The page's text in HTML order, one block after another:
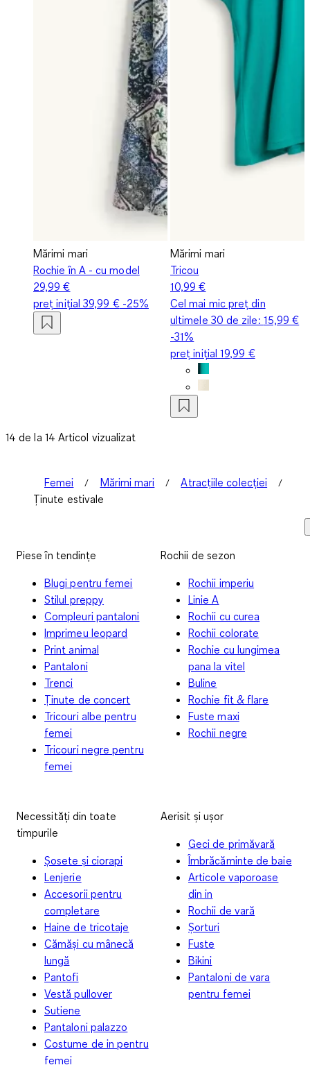
Mărimi mari
Rochie în A - cu model
29,99 €
preț inițial39,99 €-25%
Mărimi mari
Tricou
10,99 €
Cel mai mic preț din
ultimele 30 de zile: 15,99 €
-31%
preț inițial19,99 €
14 de la 14 Articol vizualizat
Femei Mărimi mari
Atracțiile colecției
Ținute estivale
Piese în tendințe
Blugi pentru femei
Stilul preppy
Compleuri pantaloni
Imprimeu leopard
Print animal
Pantaloni
Trenci
Ținute de concert
Tricouri albe pentru
femei
Tricouri negre pentru
femei
Rochii de sezon
Rochii imperiu
Linie A
Rochii cu curea
Rochii colorate
Rochie cu lungimea
pana la vitel
Buline
Rochie fit & flare
Fuste maxi
Rochii negre
Necessități din toate
timpurile
Șosete și ciorapi
Lenjerie
Accesorii pentru
completare
Haine de tricotaje
Cămăși cu mânecă
lungă
Pantofi
Vestă pullover
Sutiene
Pantaloni palazzo
Costume de in pentru
femei
Aerisit și ușor
Geci de primăvară
Îmbrăcăminte de baie
Articole vaporoase
din in
Rochii de vară
Șorturi
Fuste
Bikini
Pantaloni de vara
pentru femei